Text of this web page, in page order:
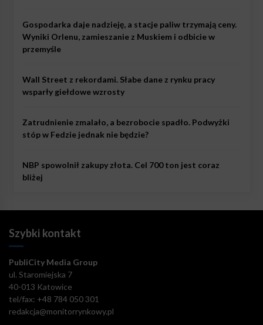
Gospodarka daje nadzieję, a stacje paliw trzymają ceny.
Wyniki Orlenu, zamieszanie z Muskiem i odbicie w
przemyśle
Wall Street z rekordami. Słabe dane z rynku pracy
wsparły giełdowe wzrosty
Zatrudnienie zmalało, a bezrobocie spadło. Podwyżki
stóp w Fedzie jednak nie będzie?
NBP spowolnił zakupy złota. Cel 700 ton jest coraz
bliżej
Szybki kontakt
PubliCity Media Group
ul. Staromiejska 7
40-013 Katowice
tel/fax: +48 784 050 301
redakcja@monitorrynkowy.pl